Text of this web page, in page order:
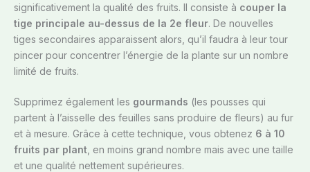
significativement la qualité des fruits. Il consiste à couper la
tige principale au-dessus de la 2e fleur. De nouvelles
tiges secondaires apparaissent alors, qu’il faudra à leur tour
pincer pour concentrer l’énergie de la plante sur un nombre
limité de fruits.
Supprimez également les gourmands (les pousses qui
partent à l’aisselle des feuilles sans produire de fleurs) au fur
et à mesure. Grâce à cette technique, vous obtenez 6 à 10
fruits par plant , en moins grand nombre mais avec une taille
et une qualité nettement supérieures.